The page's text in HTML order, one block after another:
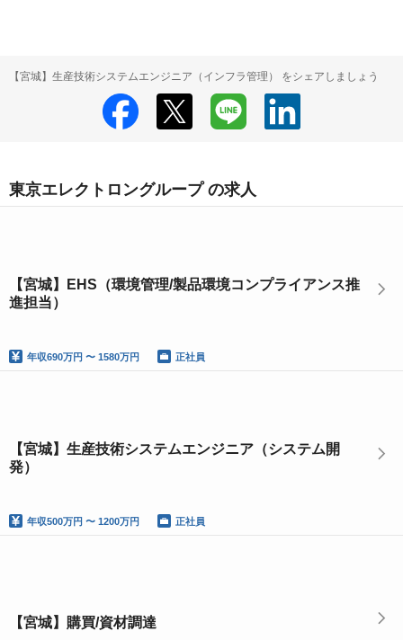
【宮城】生産技術システムエンジニア（インフラ管理） をシェアしましょう
東京エレクトロングループ の求人
【宮城】EHS（環境管理/製品環境コンプライアンス推
進担当）
年収690万円 〜 1580万円 正社員
【宮城】生産技術システムエンジニア（システム開
発）
年収500万円 〜 1200万円 正社員
【宮城】購買/資材調達